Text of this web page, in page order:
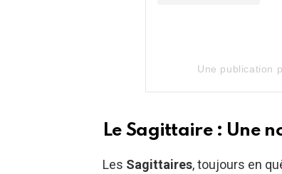
Une publication
Le Sagittaire : Une
Les Sagittaires, toujours en